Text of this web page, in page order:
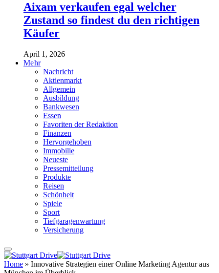
Aixam verkaufen egal welcher
Zustand so findest du den richtigen
Käufer
April 1, 2026
Mehr
Nachricht
Aktienmarkt
Allgemein
Ausbildung
Bankwesen
Essen
Favoriten der Redaktion
Finanzen
Hervorgehoben
Immobilie
Neueste
Pressemitteilung
Produkte
Reisen
Schönheit
Spiele
Sport
Tiefgaragenwartung
Versicherung
Home » Innovative Strategien einer Online Marketing Agentur aus